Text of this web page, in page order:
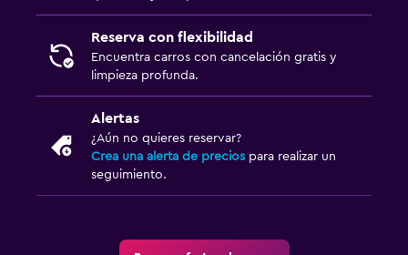
Reserva con flexibilidad
Encuentra carros con cancelación gratis y
limpieza profunda.
Alertas
¿Aún no quieres reservar?
Crea una alerta de precios para realizar un
seguimiento.